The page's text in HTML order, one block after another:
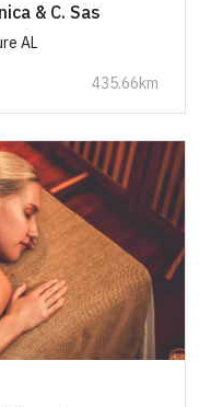
& C. Sas
AL
435.66km